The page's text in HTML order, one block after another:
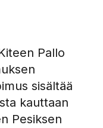
Pallo
sisältää
kauttaan
Pesiksen